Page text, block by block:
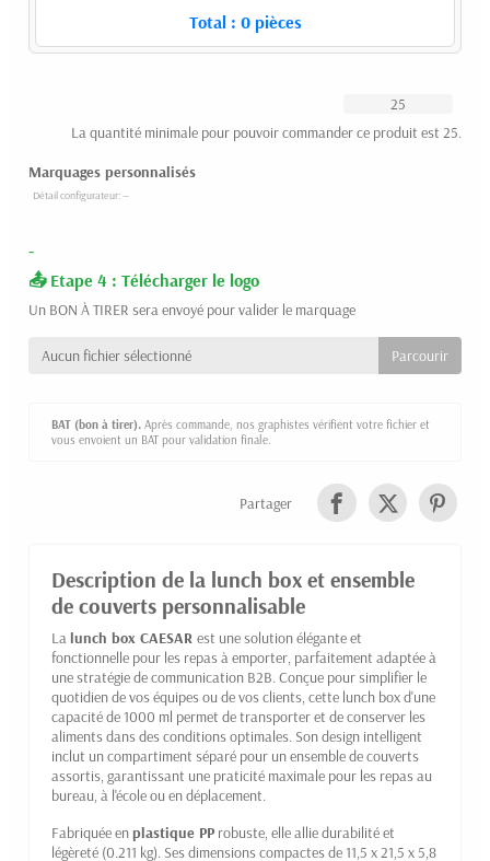
Total : 0pièces
La quantité minimale pour pouvoir commander ce produit est 25.
Marquages personnalisés
-
Etape 4 : Télécharger le logo
Un BON À TIRER sera envoyé pour valider le marquage
Aucun fichier sélectionné
BAT (bon à tirer). Après commande, nos graphistes vérifient votre fichier et
vous envoient un BAT pour validation finale.
Partager
Description de la lunch box et ensemble
de couverts personnalisable
Lalunch box CAESAR est une solution élégante et
fonctionnelle pour les repas à emporter, parfaitement adaptée à
une stratégie de communication B2B. Conçue pour simplifier le
quotidien de vos équipes ou de vos clients, cette lunch box d'une
capacité de 1000 ml permet de transporter et de conserver les
aliments dans des conditions optimales. Son design intelligent
inclut un compartiment séparé pour un ensemble de couverts
assortis, garantissant une praticité maximale pour les repas au
bureau, à l'école ou en déplacement.
Fabriquée enplastique PP robuste, elle allie durabilité et
légèreté (0.211 kg). Ses dimensions compactes de 11,5 x 21,5 x 5,8